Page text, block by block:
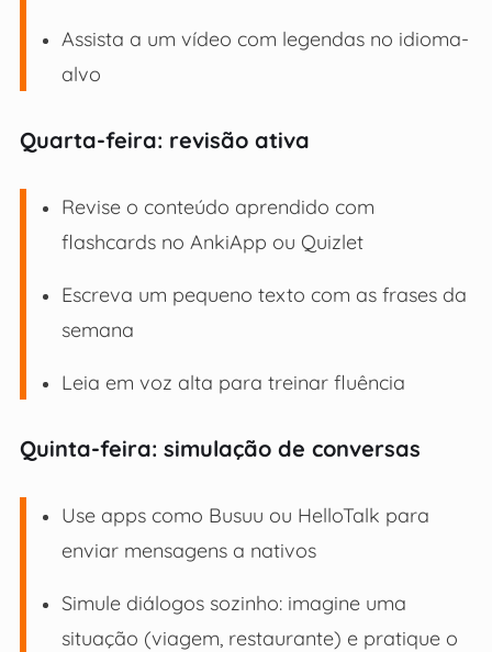
Assista a um vídeo com legendas no idioma-
alvo
Quarta-feira: revisão ativa
Revise o conteúdo aprendido com
flashcards no AnkiApp ou Quizlet
Escreva um pequeno texto com as frases da
semana
Leia em voz alta para treinar fluência
Quinta-feira: simulação de conversas
Use apps como Busuu ou HelloTalk para
enviar mensagens a nativos
Simule diálogos sozinho: imagine uma
situação (viagem, restaurante) e pratique o